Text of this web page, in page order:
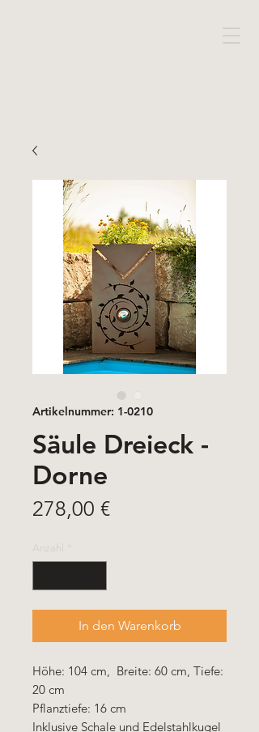
Artikelnummer: 1-0210
Säule Dreieck -
Dorne
278,00 €Preis
Anzahl
In den Warenkorb
Höhe: 104 cm, Breite: 60 cm, Tiefe:
20 cm
Pflanztiefe: 16 cm
Inklusive Schale und Edelstahlkugel